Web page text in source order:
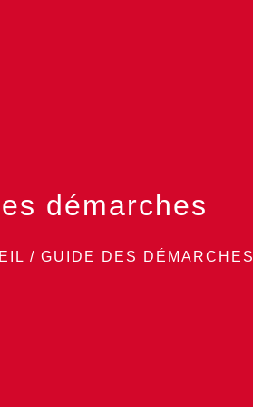
démarches
/ GUIDE DES DÉMARCHES